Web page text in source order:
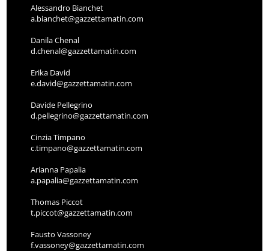
Alessandro Bianchet
a.bianchet@gazzettamatin.com
Danila Chenal
d.chenal@gazzettamatin.com
Erika David
e.david@gazzettamatin.com
Davide Pellegrino
d.pellegrino@gazzettamatin.com
Cinzia Timpano
c.timpano@gazzettamatin.com
Arianna Papalia
a.papalia@gazzettamatin.com
Thomas Piccot
t.piccot@gazzettamatin.com
Fausto Vassoney
f.vassoney@gazzettamatin.com